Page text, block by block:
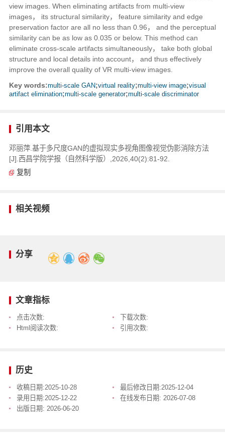
view images. When eliminating artifacts from multi-view
images， its structural similarity， feature similarity and edge
preservation factor are all no less than 0.96， and the perceptual
similarity can be as low as 0.035 or below. This method can
eliminate cross-scale artifacts simultaneously， take both global
structure and local details into account， and thus effectively
improve the overall quality of VR multi-view images.
Key words:multi-scale GAN;virtual reality;multi-view image;visual
artifact elimination;multi-scale generator;multi-scale discriminator
引用本文
邓丽萍.基于多尺度GAN的虚拟现实多视角图像视觉伪影消除方法
[J].西昌学院学报（自然科学版）,2026,40(2):81-92.
复制
相关视频
分享
文章指标
点击次数:
下载次数:
Html阅读次数:
引用次数:
历史
收稿日期:2025-10-28 最后修改日期:2025-12-04
录用日期:2025-12-22 在线发布日期: 2026-07-08
出版日期: 2026-06-20